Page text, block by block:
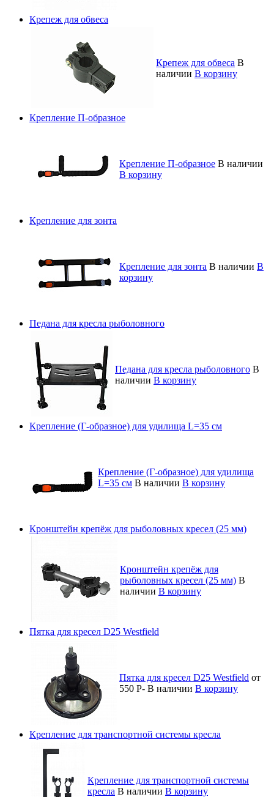
Крепеж для обвеса
Крепеж для обвеса В
наличии В корзину
Крепление П-образное
Крепление П-образное В наличии
В корзину
Крепление для зонта
Крепление для зонта В наличии В
корзину
Педана для кресла рыболовного
Педана для кресла рыболовного В
наличии В корзину
Крепление (Г-образное) для удилища L=35 см
Крепление (Г-образное) для удилища
L=35 см В наличии В корзину
Кронштейн крепёж для рыболовных кресел (25 мм)
Кронштейн крепёж для
рыболовных кресел (25 мм) В
наличии В корзину
Пятка для кресел D25 Westfield
Пятка для кресел D25 Westfield от
550 Р- В наличии В корзину
Крепление для транспортной системы кресла
Крепление для транспортной системы
кресла В наличии В корзину